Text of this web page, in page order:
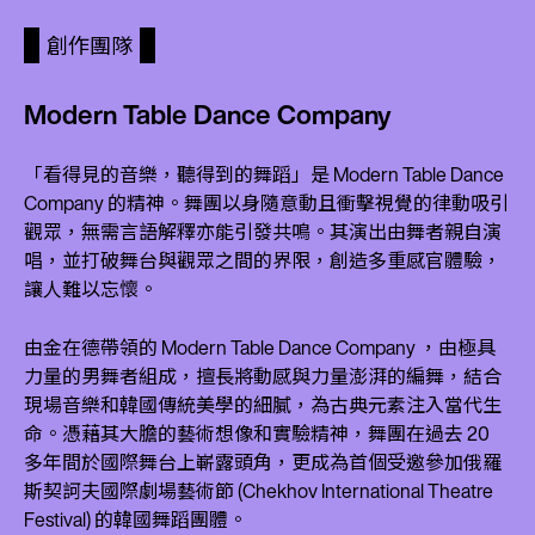
創作團隊
Modern Table Dance Company
「看得見的音樂，聽得到的舞蹈」是 Modern Table Dance
Company 的精神。舞團以身隨意動且衝擊視覺的律動吸引
觀眾，無需言語解釋亦能引發共鳴。其演出由舞者親自演
唱，並打破舞台與觀眾之間的界限，創造多重感官體驗，
讓人難以忘懷。
由金在德帶領的 Modern Table Dance Company ，由極具
力量的男舞者組成，擅長將動感與力量澎湃的編舞，結合
現場音樂和韓國傳統美學的細膩，為古典元素注入當代生
命。憑藉其大膽的藝術想像和實驗精神，舞團在過去 20
多年間於國際舞台上嶄露頭角，更成為首個受邀參加俄羅
斯契訶夫國際劇場藝術節 (Chekhov International Theatre
Festival) 的韓國舞蹈團體。